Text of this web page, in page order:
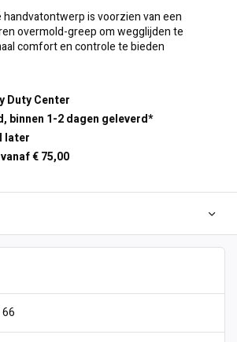
is voorzien van een
overmold-greep om wegglijden te
comfort en controle te bieden
Duty Center
binnen 1-2 dagen geleverd*
later
€ 75,00